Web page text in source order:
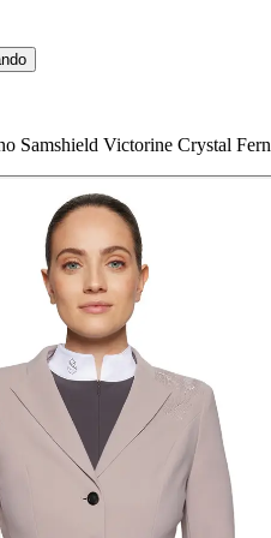
Samshield Victorine Crystal